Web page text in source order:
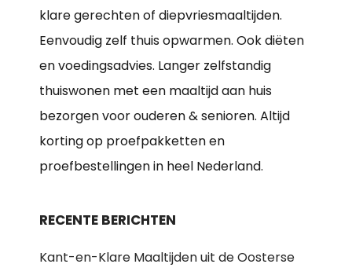
klare gerechten of diepvriesmaaltijden.
Eenvoudig zelf thuis opwarmen. Ook diëten
en voedingsadvies. Langer zelfstandig
thuiswonen met een maaltijd aan huis
bezorgen voor ouderen & senioren. Altijd
korting op proefpakketten en
proefbestellingen in heel Nederland.
RECENTE BERICHTEN
Kant-en-Klare Maaltijden uit de Oosterse